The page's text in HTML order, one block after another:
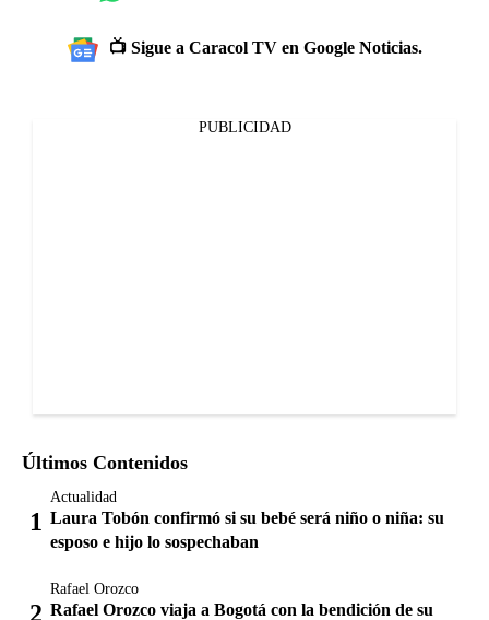
📺 Sigue a Caracol TV en Google Noticias.
PUBLICIDAD
Últimos Contenidos
Actualidad
Laura Tobón confirmó si su bebé será niño o niña: su
esposo e hijo lo sospechaban
Rafael Orozco
Rafael Orozco viaja a Bogotá con la bendición de su